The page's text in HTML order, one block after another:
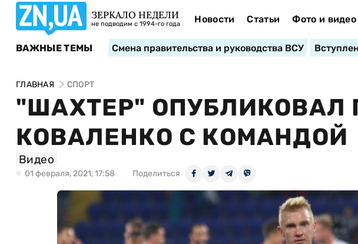
ЗЕРКАЛО НЕДЕЛИ
не подводим с 1994-го года Новости Статьи Фото и видео
ВАЖНЫЕ ТЕМЫ Смена правительства и руководства ВСУ
ГЛАВНАЯ СПОРТ
"ШАХТЕР" ОПУБЛИКОВАЛ
КОВАЛЕНКО С КОМАНДОЙ
Видео
01 февраля, 2021, 17:58 Поделиться